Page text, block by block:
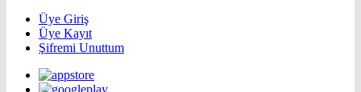
Üye Giriş
Üye Kayıt
Şifremi Unuttum